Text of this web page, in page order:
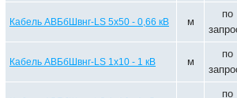
Кабель АВБбШвнг-LS 5х50 - 0,66 кВ м
по
Кабель АВБбШвнг-LS 1х10 - 1 кВ м
по
по